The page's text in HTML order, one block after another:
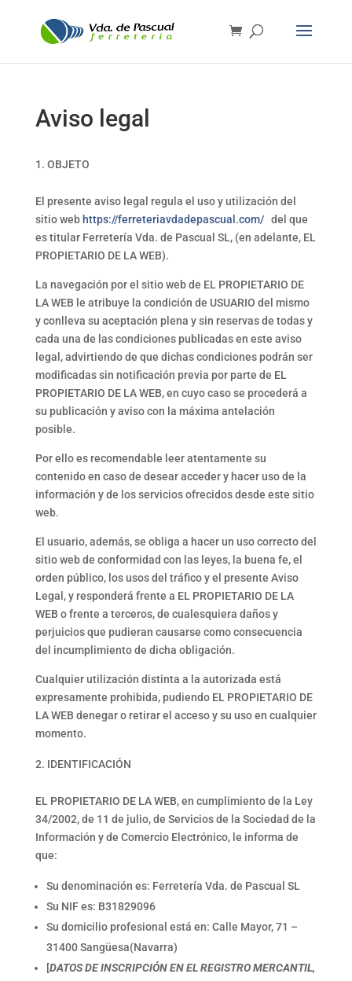
Aviso legal
OBJETO
El presente aviso legal regula el uso y utilización del
sitio web https://ferreteriavdadepascual.com/del que
es titular Ferretería Vda. de Pascual SL, (en adelante, EL
PROPIETARIO DE LA WEB).
La navegación por el sitio web de EL PROPIETARIO DE
LA WEB le atribuye la condición de USUARIO del mismo
y conlleva su aceptación plena y sin reservas de todas y
cada una de las condiciones publicadas en este aviso
legal, advirtiendo de que dichas condiciones podrán ser
modificadas sin notificación previa por parte de EL
PROPIETARIO DE LA WEB, en cuyo caso se procederá a
su publicación y aviso con la máxima antelación
posible.
Por ello es recomendable leer atentamente su
contenido en caso de desear acceder y hacer uso de la
información y de los servicios ofrecidos desde este sitio
web.
El usuario, además, se obliga a hacer un uso correcto del
sitio web de conformidad con las leyes, la buena fe, el
orden público, los usos del tráfico y el presente Aviso
Legal, y responderá frente a EL PROPIETARIO DE LA
WEB o frente a terceros, de cualesquiera daños y
perjuicios que pudieran causarse como consecuencia
del incumplimiento de dicha obligación.
Cualquier utilización distinta a la autorizada está
expresamente prohibida, pudiendo EL PROPIETARIO DE
LA WEB denegar o retirar el acceso y su uso en cualquier
momento.
IDENTIFICACIÓN
EL PROPIETARIO DE LA WEB, en cumplimiento de la Ley
34/2002, de 11 de julio, de Servicios de la Sociedad de la
Información y de Comercio Electrónico, le informa de
que:
Su denominación es: Ferretería Vda. de Pascual SL
Su NIF es: B31829096
Su domicilio profesional está en: Calle Mayor, 71 –
31400 Sangüesa(Navarra)
[DATOS DE INSCRIPCIÓN EN EL REGISTRO MERCANTIL,